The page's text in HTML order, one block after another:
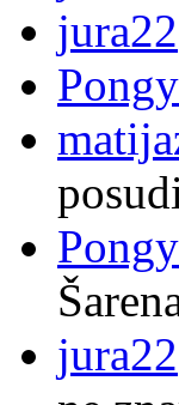
jura22
jura22